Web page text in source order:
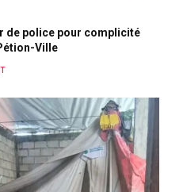
de police pour complicité
Ville